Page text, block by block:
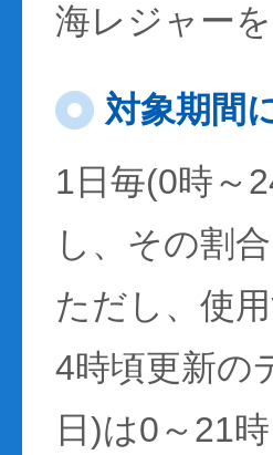
海レジャー
対象期間
1日毎(0時～
し、その割
ただし、使
4時頃更新の
日)は0～21時